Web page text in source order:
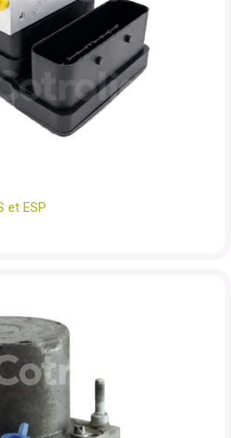
et ESP